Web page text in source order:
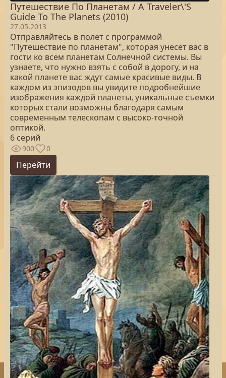
Путешествие По Планетам / A Traveler\'S
Guide To The Planets (2010)
27.05.2013
Отправляйтесь в полет с программой
"Путешествие по планетам", которая унесет вас в
гости ко всем планетам Солнечной системы. Вы
узнаете, что нужно взять с собой в дорогу, и на
какой планете вас ждут самые красивые виды. В
каждом из эпизодов вы увидите подробнейшие
изображения каждой планеты, уникальные съемки
которых стали возможны благодаря самым
современным телескопам с высоко-точной
оптикой.
6 серий
900 0
Перейти